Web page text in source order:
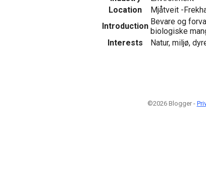
Location
Mjåtveit -
Introduction Bevare og
biologiske
Interests
Natur, miljø,
©2026 Blogger -